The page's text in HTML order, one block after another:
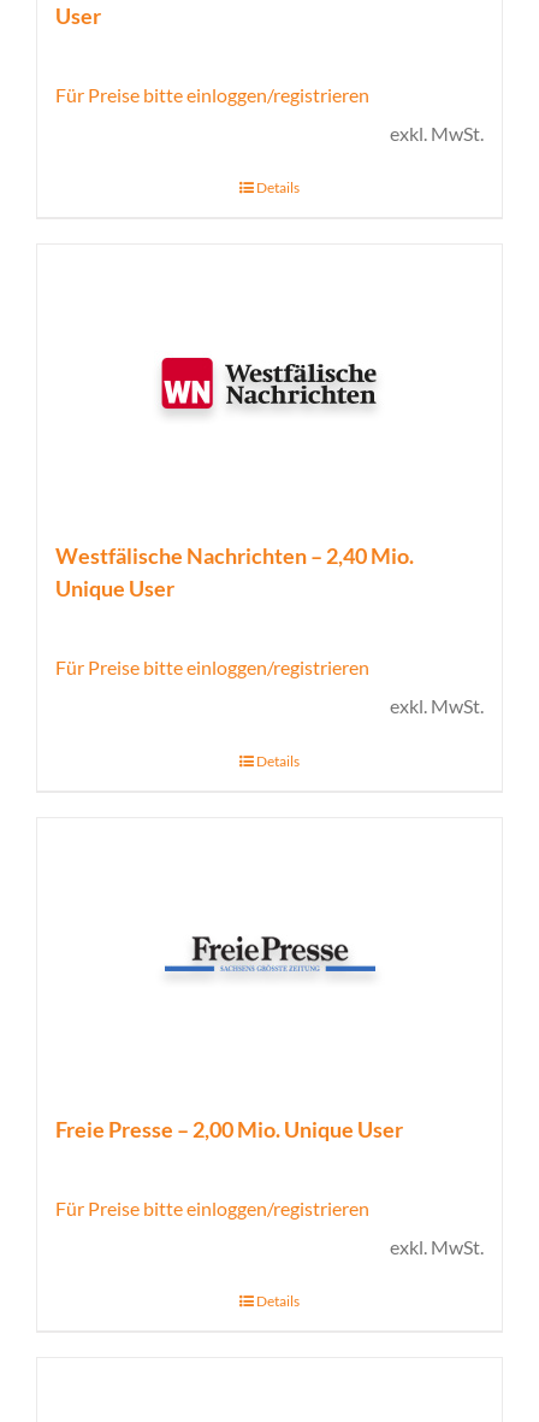
User
Für Preise bitte einloggen/registrieren
exkl. MwSt.
Details
Westfälische Nachrichten – 2,40 Mio.
Unique User
Für Preise bitte einloggen/registrieren
exkl. MwSt.
Details
Freie Presse – 2,00 Mio. Unique User
Für Preise bitte einloggen/registrieren
exkl. MwSt.
Details